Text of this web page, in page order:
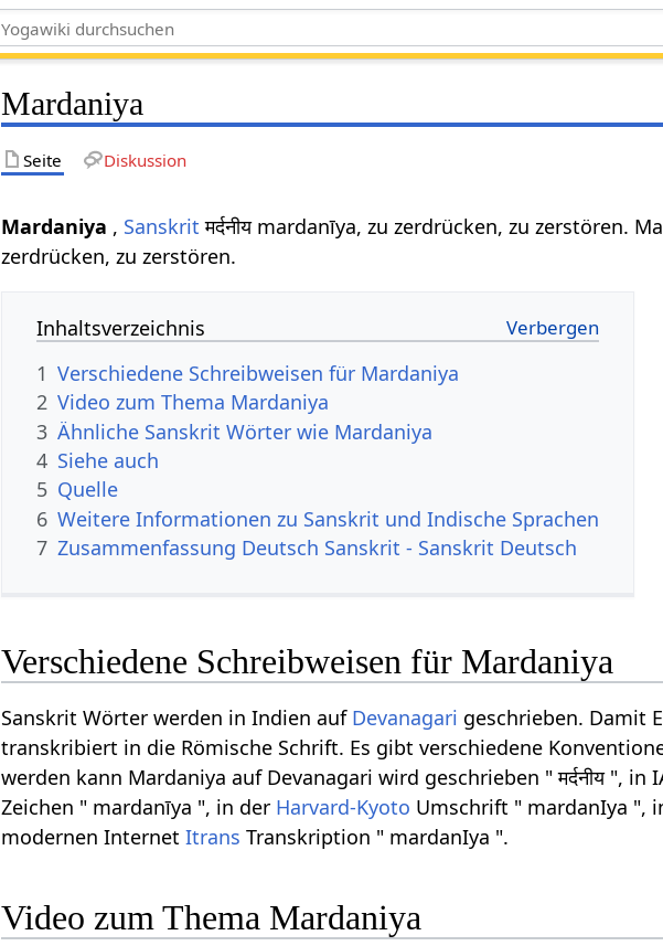
Mardaniya
Seite Diskussion
Mardaniya , Sanskrit मर्दनीय mardanīya, zu zerdrücken, zu zerstören.
zerdrücken, zu zerstören.
Inhaltsverzeichnis
1 Verschiedene Schreibweisen für Mardaniya
2 Video zum Thema Mardaniya
3 Ähnliche Sanskrit Wörter wie Mardaniya
4 Siehe auch
5 Quelle
6 Weitere Informationen zu Sanskrit und Indische Sprachen
7 Zusammenfassung Deutsch Sanskrit - Sanskrit Deutsch
Verschiedene Schreibweisen für Mardaniya
Sanskrit Wörter werden in Indien auf Devanagari geschrieben. Damit
transkribiert in die Römische Schrift. Es gibt verschiedene
werden kann Mardaniya auf Devanagari wird geschrieben " मर्दनीय ",
Zeichen " mardanīya ", in der Harvard-Kyoto Umschrift " mardanIya ",
modernen InternetItrans Transkription " mardanIya ".
Video zum Thema Mardaniya